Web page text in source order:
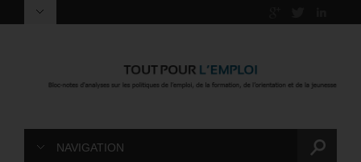
NAVIGATION